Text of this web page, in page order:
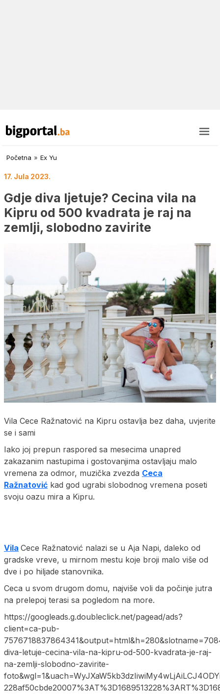
Početna » Ex Yu
17. Jula 2023.
Gdje diva ljetuje? Cecina vila na
Kipru od 500 kvadrata je raj na
zemlji, slobodno zavirite
Vila Cece Ražnatović na Kipru ostavlja bez daha, uvjerite
se i sami
Iako joj prepun raspored sa mesecima unapred
zakazanim nastupima i gostovanjima ostavljaju malo
vremena za odmor, muzička zvezda Ceca
Ražnatović kad god ugrabi slobodnog vremena poseti
svoju oazu mira a Kipru.
Vila Cece Ražnatović nalazi se u Aja Napi, daleko od
gradske vreve, u mirnom mestu koje broji malo više od
dve i po hiljade stanovnika.
Ceca u svom drugom domu, najviše voli da počinje jutra
na prelepoj terasi sa pogledom na more.
https://googleads.g.doubleclick.net/pagead/ads?
client=ca-pub-
diva-letuje-cecina-vila-na-kipru-od-500-kvadrata-je-raj-
na-zemlji-slobodno-zavirite-